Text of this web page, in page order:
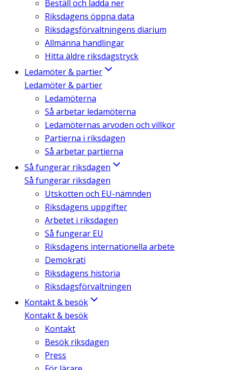
Beställ och ladda ner
Riksdagens öppna data
Riksdagsförvaltningens diarium
Allmänna handlingar
Hitta äldre riksdagstryck
Ledamöter & partier
Ledamöter & partier
Ledamöterna
Så arbetar ledamöterna
Ledamöternas arvoden och villkor
Partierna i riksdagen
Så arbetar partierna
Så fungerar riksdagen
Så fungerar riksdagen
Utskotten och EU-nämnden
Riksdagens uppgifter
Arbetet i riksdagen
Så fungerar EU
Riksdagens internationella arbete
Demokrati
Riksdagens historia
Riksdagsförvaltningen
Kontakt & besök
Kontakt & besök
Kontakt
Besök riksdagen
Press